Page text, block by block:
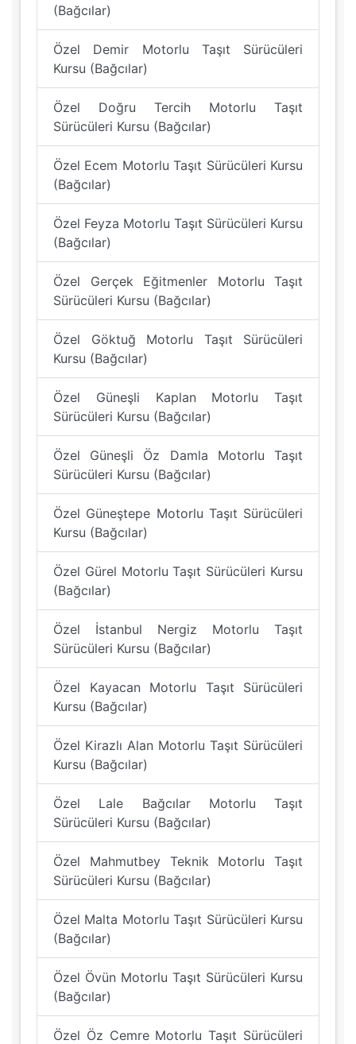
(Bağcılar)
Özel Demir Motorlu Taşıt Sürücüleri
Kursu (Bağcılar)
Özel Doğru Tercih Motorlu Taşıt
Sürücüleri Kursu (Bağcılar)
Özel Ecem Motorlu Taşıt Sürücüleri Kursu
(Bağcılar)
Özel Feyza Motorlu Taşıt Sürücüleri Kursu
(Bağcılar)
Özel Gerçek Eğitmenler Motorlu Taşıt
Sürücüleri Kursu (Bağcılar)
Özel Göktuğ Motorlu Taşıt Sürücüleri
Kursu (Bağcılar)
Özel Güneşli Kaplan Motorlu Taşıt
Sürücüleri Kursu (Bağcılar)
Özel Güneşli Öz Damla Motorlu Taşıt
Sürücüleri Kursu (Bağcılar)
Özel Güneştepe Motorlu Taşıt Sürücüleri
Kursu (Bağcılar)
Özel Gürel Motorlu Taşıt Sürücüleri Kursu
(Bağcılar)
Özel İstanbul Nergiz Motorlu Taşıt
Sürücüleri Kursu (Bağcılar)
Özel Kayacan Motorlu Taşıt Sürücüleri
Kursu (Bağcılar)
Özel Kirazlı Alan Motorlu Taşıt Sürücüleri
Kursu (Bağcılar)
Özel Lale Bağcılar Motorlu Taşıt
Sürücüleri Kursu (Bağcılar)
Özel Mahmutbey Teknik Motorlu Taşıt
Sürücüleri Kursu (Bağcılar)
Özel Malta Motorlu Taşıt Sürücüleri Kursu
(Bağcılar)
Özel Övün Motorlu Taşıt Sürücüleri Kursu
(Bağcılar)
Özel Öz Cemre Motorlu Taşıt Sürücüleri